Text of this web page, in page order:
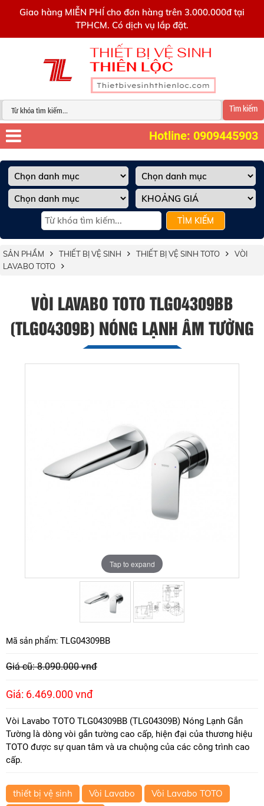
Giao hàng MIỄN PHÍ cho đơn hàng trên 3.000.000đ tại
TPHCM. Có dịch vụ lắp đặt.
Tìm kiếm
Hotline: 0909445903
TÌM KIẾM
SẢN PHẨM THIẾT BỊ VỆ SINH THIẾT BỊ VỆ SINH TOTO
VÒI
LAVABO TOTO
VÒI LAVABO TOTO TLG04309BB
(TLG04309B) NÓNG LẠNH ÂM TƯỜNG
Tap to expand
Tap to expand
Mã sản phẩm: TLG04309BB
Giá cũ: 8.090.000 vnđ
Giá: 6.469.000 vnđ
Vòi Lavabo TOTO TLG04309BB (TLG04309B) Nóng Lạnh Gắn
Tường là dòng vòi gắn tường cao cấp, hiện đại của thương hiệu
TOTO được sự quan tâm và ưa chuộng của các công trình cao
cấp.
thiết bị vệ sinh Vòi Lavabo
Vòi Lavabo TOTO
0909445903